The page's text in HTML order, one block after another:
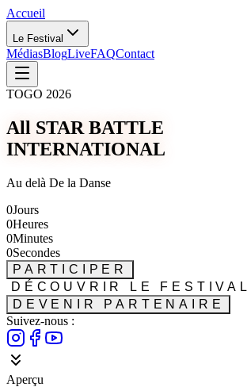
Accueil
Le Festival
MédiasBlogLiveFAQContact
TOGO 2026
All STAR BATTLE
INTERNATIONAL
Au delà De la Danse
0Jours
0Heures
0Minutes
0Secondes
PARTICIPER
DÉCOUVRIR LE FESTIVAL
DEVENIR PARTENAIRE
Suivez-nous :
Aperçu